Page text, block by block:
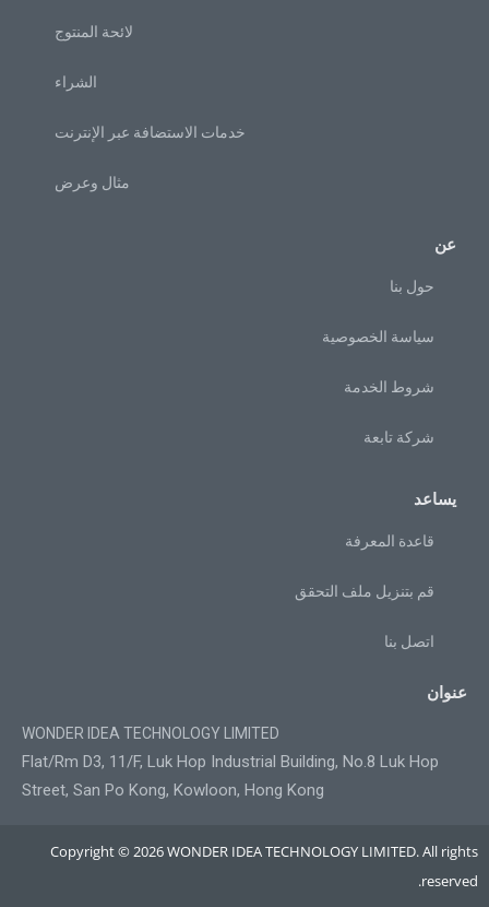
لائحة المنتوج
الشراء
خدمات الاستضافة عبر الإنترنت
مثال وعرض
عن
حول بنا
سياسة الخصوصية
شروط الخدمة
شركة تابعة
يساعد
قاعدة المعرفة
قم بتنزيل ملف التحقق
اتصل بنا
عنوان
WONDER IDEA TECHNOLOGY LIMITED
Flat/Rm D3, 11/F, Luk Hop Industrial Building, No.8 Luk Hop
Street, San Po Kong, Kowloon, Hong Kong
Copyright © 2026 WONDER IDEA TECHNOLOGY LIMITED. All rights
reserved.